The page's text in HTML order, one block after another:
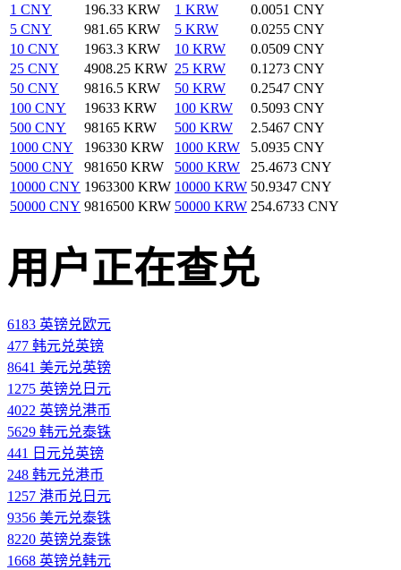
1 CNY
196.33 KRW 1 KRW
0.0051 CNY
5 CNY
981.65 KRW 5 KRW
0.0255 CNY
10 CNY
1963.3 KRW 10 KRW
0.0509 CNY
25 CNY
4908.25 KRW 25 KRW
0.1273 CNY
50 CNY
9816.5 KRW 50 KRW
0.2547 CNY
100 CNY
19633 KRW 100 KRW
0.5093 CNY
500 CNY
98165 KRW 500 KRW
2.5467 CNY
1000 CNY
196330 KRW 1000 KRW
5.0935 CNY
5000 CNY
981650 KRW 5000 KRW
25.4673 CNY
10000 CNY 1963300 KRW 10000 KRW 50.9347 CNY
50000 CNY 9816500 KRW 50000 KRW 254.6733 CNY
用户正在查兑
6183 英镑兑欧元
477 韩元兑英镑
8641 美元兑英镑
1275 英镑兑日元
4022 英镑兑港币
5629 韩元兑泰铢
441 日元兑英镑
248 韩元兑港币
1257 港币兑日元
9356 美元兑泰铢
8220 英镑兑泰铢
1668 英镑兑韩元